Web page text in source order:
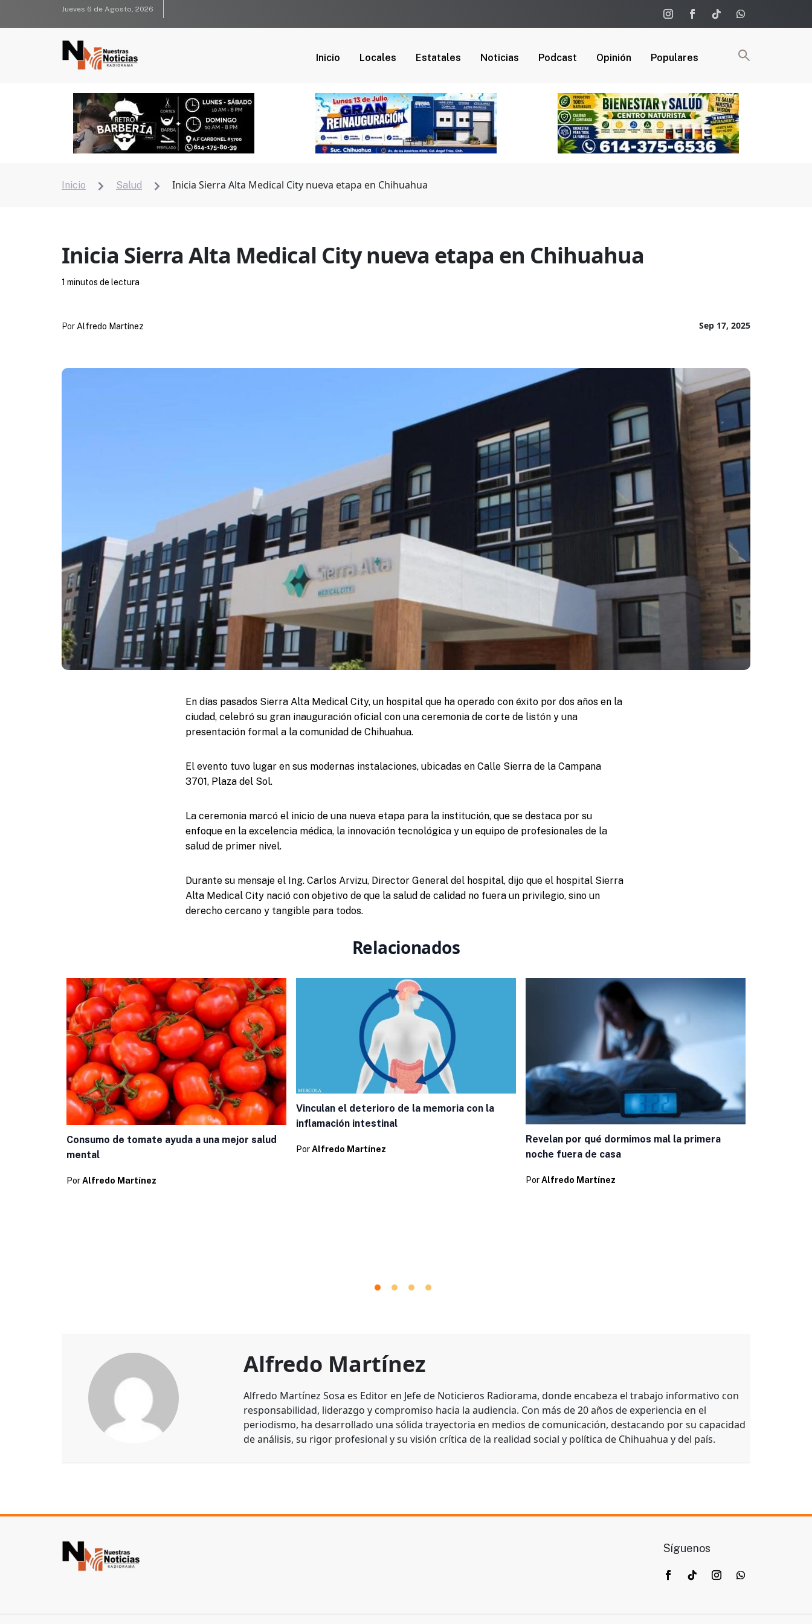
Jueves 6 de Agosto, 2026
Inicio Locales Estatales Noticias Podcast Opinión Populares
Inicio  Salud  Inicia Sierra Alta Medical City nueva etapa en Chihuahua
Inicia Sierra Alta Medical City nueva etapa en Chihuahua
Sep 17, 2025
Por Alfredo Martínez
1 minutos de lectura
En días pasados Sierra Alta Medical City, un hospital que ha operado con éxito por dos años en la
ciudad, celebró su gran inauguración oficial con una ceremonia de corte de listón y una
presentación formal a la comunidad de Chihuahua.
El evento tuvo lugar en sus modernas instalaciones, ubicadas en Calle Sierra de la Campana
3701, Plaza del Sol.
La ceremonia marcó el inicio de una nueva etapa para la institución, que se destaca por su
enfoque en la excelencia médica, la innovación tecnológica y un equipo de profesionales de la
salud de primer nivel.
Durante su mensaje el Ing. Carlos Arvizu, Director General del hospital, dijo que el hospital Sierra
Alta Medical City nació con objetivo de que la salud de calidad no fuera un privilegio, sino un
derecho cercano y tangible para todos.
Relacionados
Consumo de tomate ayuda a una mejor salud
mental
PorAlfredo Martínez
Vinculan el deterioro de la memoria con la
inflamación intestinal
PorAlfredo Martínez
Revelan por qué dormimos mal la primera
noche fuera de casa
PorAlfredo Martínez
Alfredo Martínez
Alfredo Martínez Sosa es Editor en Jefe de Noticieros Radiorama, donde encabeza el trabajo informativo con
responsabilidad, liderazgo y compromiso hacia la audiencia. Con más de 20 años de experiencia en el
periodismo, ha desarrollado una sólida trayectoria en medios de comunicación, destacando por su capacidad
de análisis, su rigor profesional y su visión crítica de la realidad social y política de Chihuahua y del país.
Síguenos